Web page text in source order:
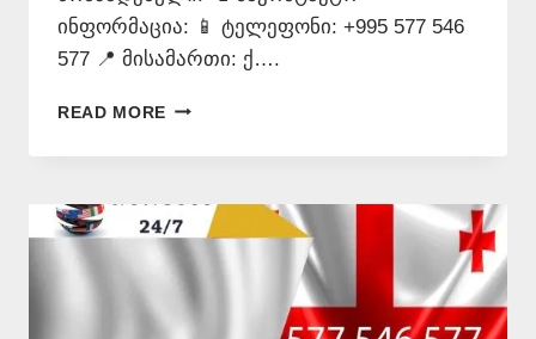
ინფორმაცია: 📱 ტელეფონი: +995 577 546
577 📍 მისამართი: ქ….
READ MORE ᲞᲝᲚᲝᲜᲣᲠᲐᲓ
–
546
577